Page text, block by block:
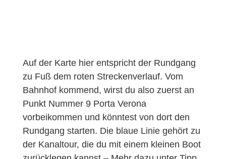
Auf der Karte hier entspricht der Rundgang
zu Fuß dem roten Streckenverlauf. Vom
Bahnhof kommend, wirst du also zuerst an
Punkt Nummer 9 Porta Verona
vorbeikommen und könntest von dort den
Rundgang starten. Die blaue Linie gehört zu
der Kanaltour, die du mit einem kleinen Boot